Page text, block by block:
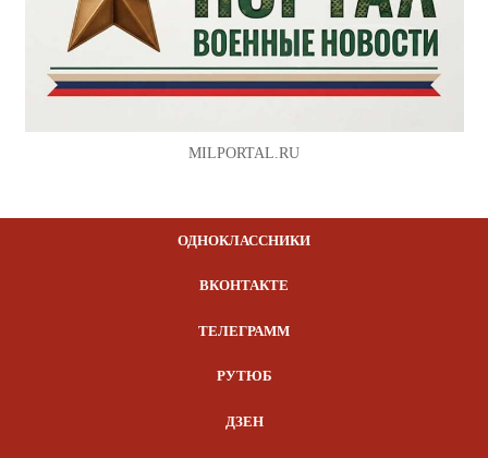
MILPORTAL.RU
ОДНОКЛАССНИКИ
ВКОНТАКТЕ
ТЕЛЕГРАММ
РУТЮБ
ДЗЕН